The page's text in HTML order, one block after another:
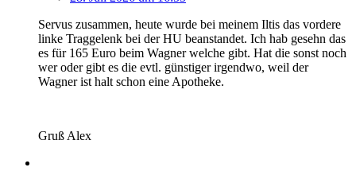
Servus zusammen, heute wurde bei meinem Iltis das vordere
linke Traggelenk bei der HU beanstandet. Ich hab gesehn das
es für 165 Euro beim Wagner welche gibt. Hat die sonst noch
wer oder gibt es die evtl. günstiger irgendwo, weil der
Wagner ist halt schon eine Apotheke.
Gruß Alex